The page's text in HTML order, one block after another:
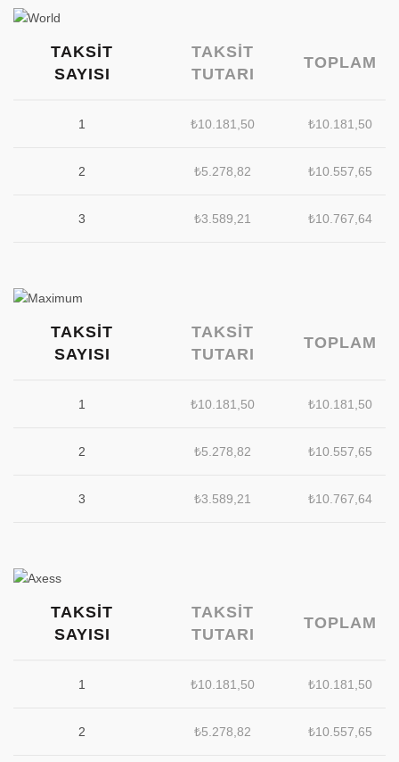
TAKSIT
SAYISI
TAKSIT
TUTARI
TOPLAM
1 ₺10.181,50 ₺10.181,50
2 ₺5.278,82 ₺10.557,65
3 ₺3.589,21 ₺10.767,64
TAKSIT
SAYISI
TAKSIT
TUTARI
TOPLAM
1 ₺10.181,50 ₺10.181,50
2 ₺5.278,82 ₺10.557,65
3 ₺3.589,21 ₺10.767,64
TAKSIT
SAYISI
TAKSIT
TUTARI
TOPLAM
1 ₺10.181,50 ₺10.181,50
2 ₺5.278,82 ₺10.557,65